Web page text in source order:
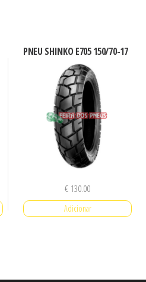
PNEU SHINKO E705 150/70-17
€ 130.00
Adicionar